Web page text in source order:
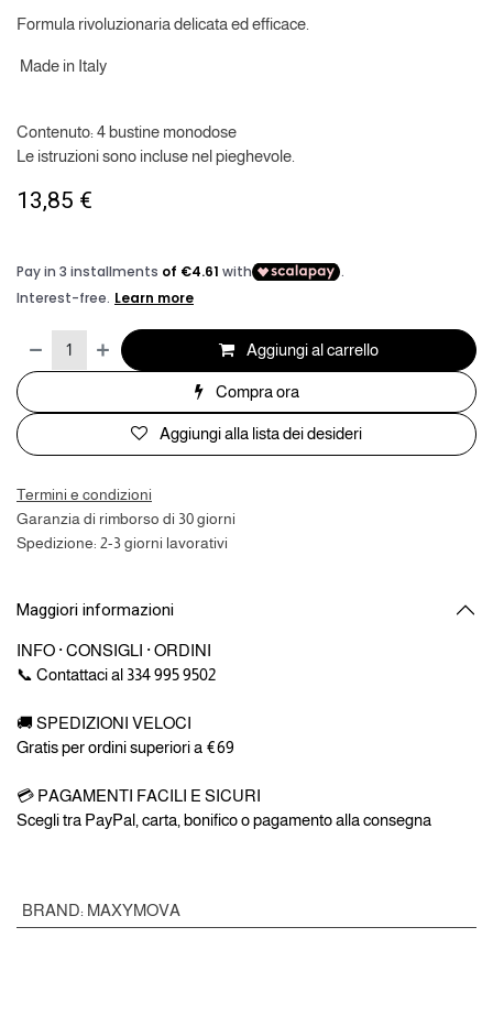
Formula rivoluzionaria delicata ed efficace.
Made in Italy
Contenuto: 4 bustine monodose
Le istruzioni sono incluse nel pieghevole.
13,85 €
Aggiungi al carrello
Compra ora
Aggiungi alla lista dei desideri
Termini e condizioni
Garanzia di rimborso di 30 giorni
Spedizione: 2-3 giorni lavorativi
Maggiori informazioni
INFO · CONSIGLI · ORDINI
📞 Contattaci al 334 995 9502
🚚 SPEDIZIONI VELOCI
Gratis per ordini superiori a €69
💳 PAGAMENTI FACILI E SICURI
Scegli tra PayPal, carta, bonifico o pagamento alla consegna
BRAND: MAXYMOVA